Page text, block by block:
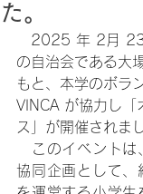
た。
2025 年 2月 23
の自治会である大
もと、本学のボラ
VINCA が協力し「
ス」が開催されま
このイベントは
協同企画として、